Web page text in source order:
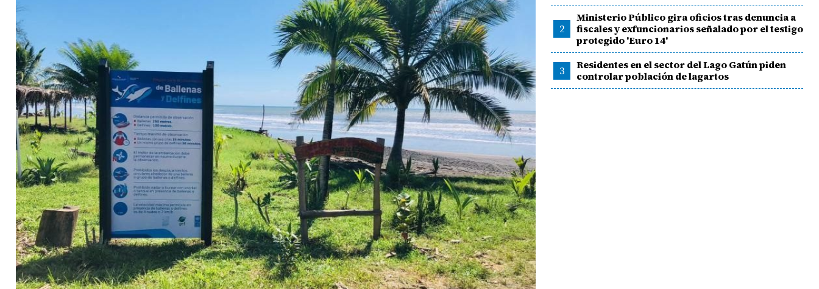
2
Ministerio Público gira oficios tras denuncia a
fiscales y exfuncionarios señalado por el testigo
protegido 'Euro 14'
3
Residentes en el sector del Lago Gatún piden
controlar población de lagartos